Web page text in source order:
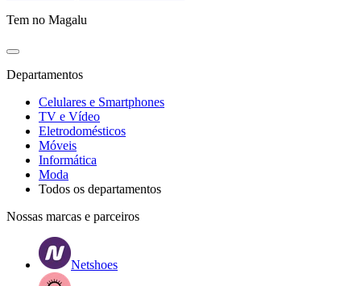
Tem no Magalu
Departamentos
Celulares e Smartphones
TV e Vídeo
Eletrodomésticos
Móveis
Informática
Moda
Todos os departamentos
Nossas marcas e parceiros
Netshoes